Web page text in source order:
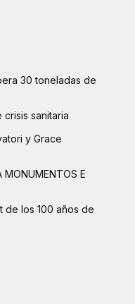
30 toneladas de
sanitaria
y Grace
MONUMENTOS E
de los 100 años de